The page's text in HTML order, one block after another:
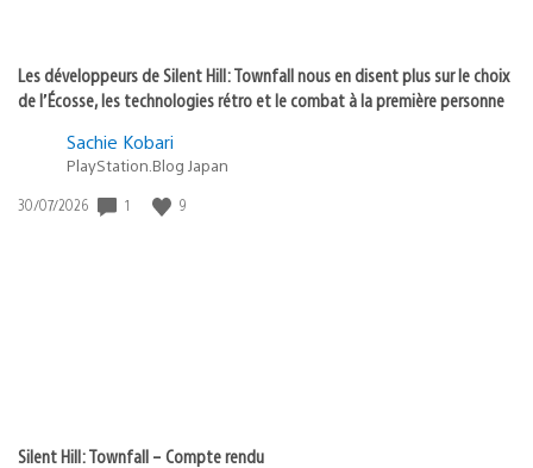
Les développeurs de Silent Hill: Townfall nous en disent plus sur le choix
de l’Écosse, les technologies rétro et le combat à la première personne
Sachie Kobari
PlayStation.Blog Japan
Date
30/07/2026 1 9
Silent Hill: Townfall – Compte rendu